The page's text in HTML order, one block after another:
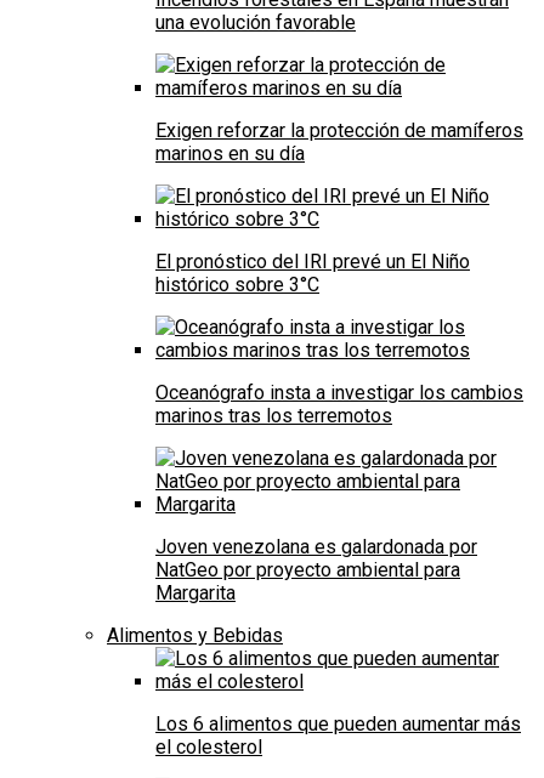
una evolución favorable
Exigen reforzar la protección de mamíferos
marinos en su día
El pronóstico del IRI prevé un El Niño
histórico sobre 3°C
Oceanógrafo insta a investigar los cambios
marinos tras los terremotos
Joven venezolana es galardonada por
NatGeo por proyecto ambiental para
Margarita
Alimentos y Bebidas
Los 6 alimentos que pueden aumentar más
el colesterol